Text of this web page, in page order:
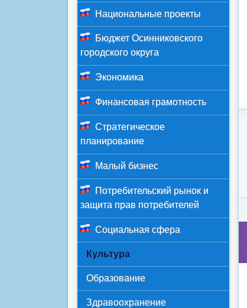
Национальные проекты
Бюджет Осинниковского
городского округа
Экономика
Финансовая грамотность
Стратегическое
планирование
Малый бизнес
Потребительский рынок и
защита прав потребителей
Социальная сфера
Культура
Образование
Здравоохранение